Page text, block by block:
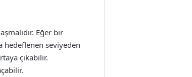
Eğer bir
hedeflenen seviyeden
çıkabilir.